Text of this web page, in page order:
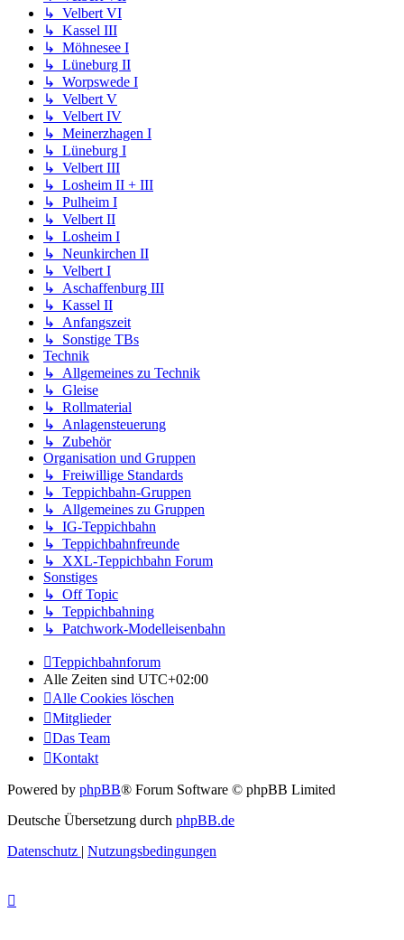
↳ Velbert VI
↳ Kassel III
↳ Möhnesee I
↳ Lüneburg II
↳ Worpswede I
↳ Velbert V
↳ Velbert IV
↳ Meinerzhagen I
↳ Lüneburg I
↳ Velbert III
↳ Losheim II + III
↳ Pulheim I
↳ Velbert II
↳ Losheim I
↳ Neunkirchen II
↳ Velbert I
↳ Aschaffenburg III
↳ Kassel II
↳ Anfangszeit
↳ Sonstige TBs
Technik
↳ Allgemeines zu Technik
↳ Gleise
↳ Rollmaterial
↳ Anlagensteuerung
↳ Zubehör
Organisation und Gruppen
↳ Freiwillige Standards
↳ Teppichbahn-Gruppen
↳ Allgemeines zu Gruppen
↳ IG-Teppichbahn
↳ Teppichbahnfreunde
↳ XXL-Teppichbahn Forum
Sonstiges
↳ Off Topic
↳ Teppichbahning
↳ Patchwork-Modelleisenbahn
Teppichbahnforum
Alle Zeiten sind UTC+02:00
Alle Cookies löschen
Mitglieder
Das Team
Kontakt
Powered by phpBB® Forum Software © phpBB Limited
Deutsche Übersetzung durch phpBB.de
Datenschutz | Nutzungsbedingungen